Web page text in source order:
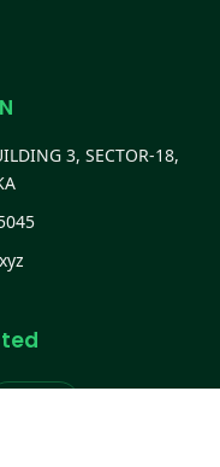
3, SECTOR-18,